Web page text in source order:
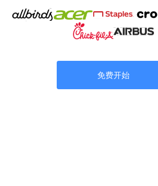
免费开始